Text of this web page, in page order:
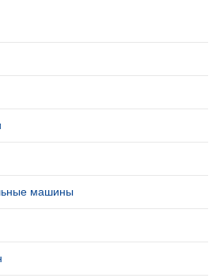
машины